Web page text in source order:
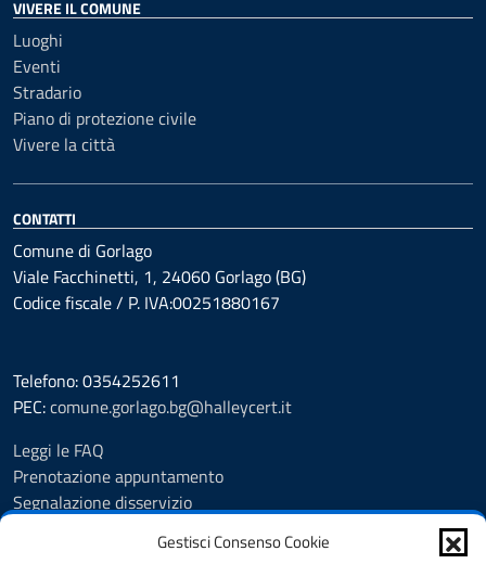
Gestisci Consenso Cookie
VIVERE IL COMUNE
Luoghi
Eventi
Stradario
Piano di protezione civile
Vivere la città
CONTATTI
Comune di Gorlago
Viale Facchinetti, 1, 24060 Gorlago (BG)
Codice fiscale / P. IVA:00251880167
Telefono: 0354252611
PEC:comune.gorlago.bg@halleycert.it
Leggi le FAQ
Prenotazione appuntamento
Segnalazione disservizio